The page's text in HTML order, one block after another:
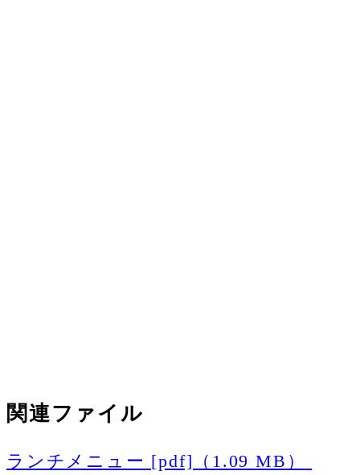
関連ファイル
ランチメニュー [pdf]（1.09 MB）